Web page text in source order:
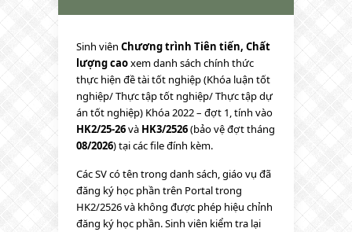
Sinh viên Chương trình Tiên tiến, Chất
lượng caoxem danh sách chính thức
thực hiện đề tài tốt nghiệp (Khóa luận tốt
nghiệp/ Thực tập tốt nghiệp/ Thực tập dự
án tốt nghiệp) Khóa 2022 – đợt 1, tính vào
HK2/25-26và HK3/2526(bảo vệ đợt tháng
08/2026) tại các file đính kèm.
Các SV có tên trong danh sách, giáo vụ đã
đăng ký học phần trên Portal trong
HK2/2526 và không được phép hiệu chỉnh
đăng ký học phần. Sinh viên kiểm tra lại